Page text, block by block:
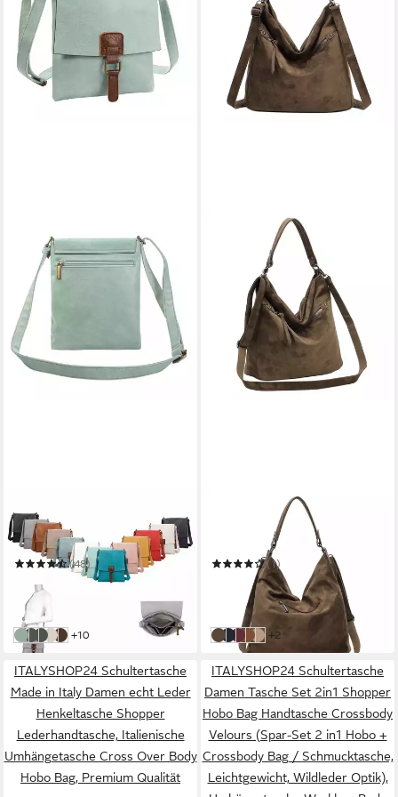
Schultertasche Damen
Tasche Messenger Cross
Over Body Bag
Umhängetasche Modern
Style
(48)
UVP59,95 €
-42%
in 2-3 Werktagen bei dir
MintPetrol
Olivgrün
Beige
Dunkelbraun
weitere Farben:
+10
Schultertasche Damen
Tasche Samt Shopper Hobo-
Bag Umhängetasche
Wildleder-Optik Reise
(1)
37,95 € UVP79,95 €
in 2-3 Werktagen bei dir
Olivgrün
BlauBordo
Cognac
Helltaupe
weitere Farben:
+2
ITALYSHOP24 Schultertasche
Made in Italy Damen echt Leder
Henkeltasche Shopper
Lederhandtasche, Italienische
Umhängetasche Cross Over Body
Hobo Bag, Premium Qualität
ITALYSHOP24 Schultertasche
Damen Tasche Set 2in1 Shopper
Hobo Bag Handtasche Crossbody
Velours (Spar-Set 2 in1 Hobo +
Crossbody Bag / Schmucktasche,
Leichtgewicht, Wildleder Optik),